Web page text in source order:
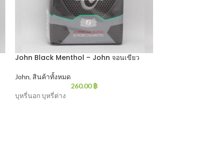
John Black Menthol – John จอนเขียว
John, สินค้าทั้งหมด
260.00฿
บุหรี่นอก บุหรี่ต่าง